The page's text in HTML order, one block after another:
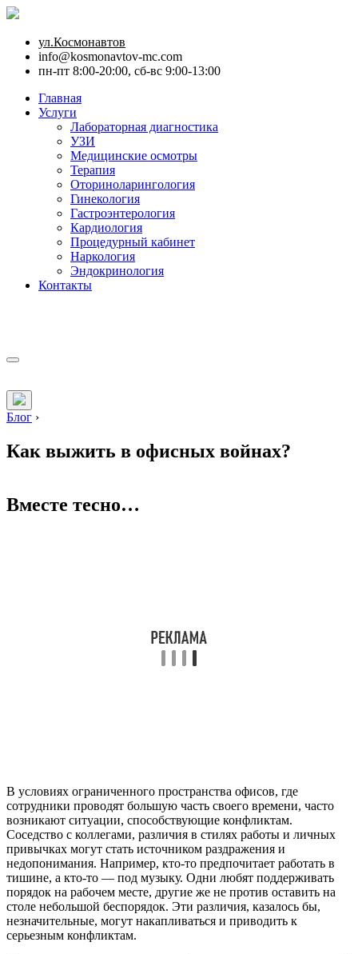
ул.Космонавтов
info@kosmonavtov-mc.com
пн-пт 8:00-20:00, сб-вс 9:00-13:00
Главная
Услуги
Лабораторная диагностика
УЗИ
Медицинские осмотры
Терапия
Оториноларингология
Гинекология
Гастроэнтерология
Кардиология
Процедурный кабинет
Наркология
Эндокринология
Контакты
Блог ›
Как выжить в офисных войнах?
Вместе тесно…
В условиях ограниченного пространства офисов, где
сотрудники проводят большую часть своего времени, часто
возникают ситуации, способствующие конфликтам.
Соседство с коллегами, различия в стилях работы и личных
привычках могут стать источником раздражения и
недопонимания. Например, кто-то предпочитает работать в
тишине, а кто-то — под музыку. Одни любят поддерживать
порядок на рабочем месте, другие же не против оставить на
столе небольшой беспорядок. Эти различия, казалось бы,
незначительные, могут накапливаться и приводить к
серьезным конфликтам.